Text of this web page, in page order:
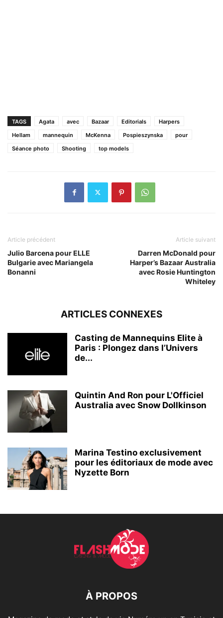
TAGS Agata avec Bazaar Editorials
Harpers
Hellam
mannequin McKenna Pospieszynska
pour
Séance photo
Shooting top models
Article précédent
Julio Barcena pour ELLE
Bulgarie avec Mariangela
Bonanni
Article suivant
Darren McDonald pour
Harper’s Bazaar Australia
avec Rosie Huntington
Whiteley
ARTICLES CONNEXES
Casting de Mannequins Elite à
Paris : Plongez dans l’Univers
de...
Quintin And Ron pour L'Officiel
Australia avec Snow Dollkinson
Marina Testino exclusivement
pour les éditoriaux de mode avec
Nyzette Born
À PROPOS